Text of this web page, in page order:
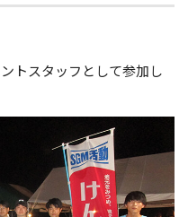
トスタッフとして参加し